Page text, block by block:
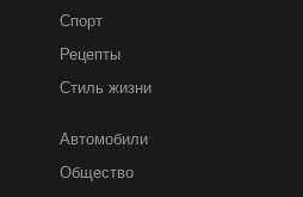
Спорт
Рецепты
Стиль жизни
Автомобили
Общество